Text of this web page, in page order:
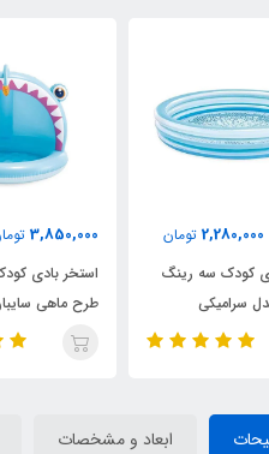
تومان
سه رینگ
3,850,000 تومان
استخر بادی کودک
طرح ماهی سایبان دار
ابعاد و مشخصات